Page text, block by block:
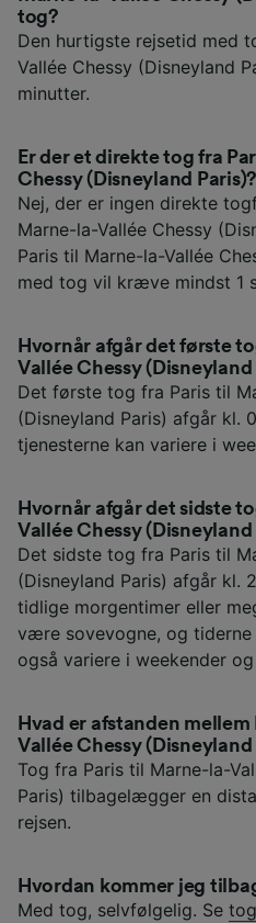
tog?
Den hurtigste rejsetid med
Vallée Chessy (Disneyland
minutter.
Er der et direkte tog fra
Chessy (Disneyland Paris)?
Nej, der er ingen direkte
Marne-la-Vallée Chessy
Paris til Marne-la-Vallée
med tog vil kræve mindst 1
Hvornår afgår det første
Vallée Chessy (Disneyland
Det første tog fra Paris til
(Disneyland Paris) afgår kl.
tjenesterne kan variere i
Hvornår afgår det sidste
Vallée Chessy (Disneyland
Det sidste tog fra Paris til
(Disneyland Paris) afgår kl.
tidlige morgentimer eller
være sovevogne, og
også variere i weekender
Hvad er afstanden
Vallée Chessy
Tog fra Paris til Marne-la-
Paris) tilbagelægger en
rejsen.
Hvordan kommer jeg
Med tog, selvfølgelig. Se